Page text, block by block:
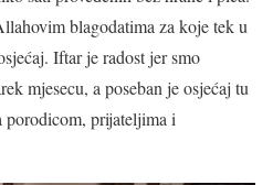
blagodatima za koje tek u
Iftar je radost jer smo
mjesecu, a poseban je osjećaj tu
porodicom, prijateljima i